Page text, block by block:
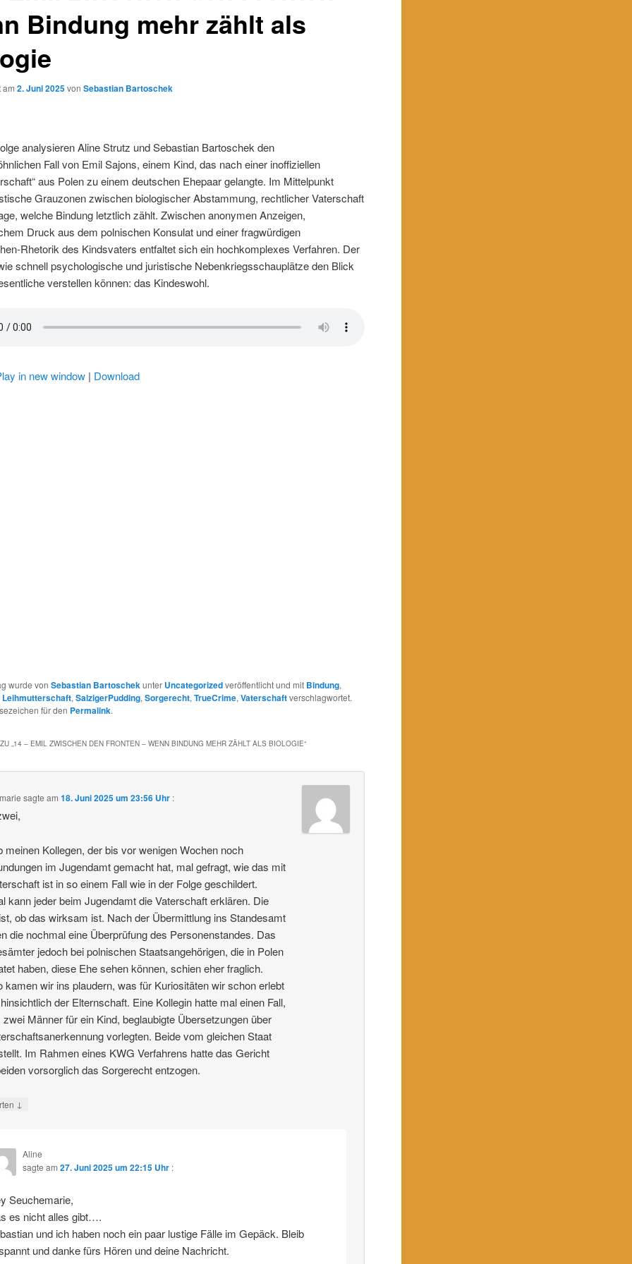
Bindung mehr zählt als
am2. Juni 2025 vonSebastian Bartoschek
analysieren Aline Strutz und Sebastian Bartoschek den
Fall von Emil Sajons, einem Kind, das nach einer inoffiziellen
aus Polen zu einem deutschen Ehepaar gelangte. Im Mittelpunkt
Grauzonen zwischen biologischer Abstammung, rechtlicher Vaterschaft
welche Bindung letztlich zählt. Zwischen anonymen Anzeigen,
Druck aus dem polnischen Konsulat und einer fragwürdigen
Rhetorik des Kindsvaters entfaltet sich ein hochkomplexes Verfahren. Der
schnell psychologische und juristische Nebenkriegsschauplätze den Blick
verstellen können: das Kindeswohl.
in new window | Download
wurde vonSebastian Bartoschekunter Uncategorizedveröffentlicht und mit Bindung,
Leihmutterschaft,SalzigerPudding,Sorgerecht,TrueCrime,Vaterschaftverschlagwortet.
für den Permalink.
„14 – EMIL ZWISCHEN DEN FRONTEN – WENN BINDUNG MEHR ZÄHLT ALS BIOLOGIE“
sagte am 18. Juni 2025 um 23:56 Uhr :
meinen Kollegen, der bis vor wenigen Wochen noch
im Jugendamt gemacht hat, mal gefragt, wie das mit
ist in so einem Fall wie in der Folge geschildert.
kann jeder beim Jugendamt die Vaterschaft erklären. Die
ob das wirksam ist. Nach der Übermittlung ins Standesamt
die nochmal eine Überprüfung des Personenstandes. Das
jedoch bei polnischen Staatsangehörigen, die in Polen
haben, diese Ehe sehen können, schien eher fraglich.
kamen wir ins plaudern, was für Kuriositäten wir schon erlebt
der Elternschaft. Eine Kollegin hatte mal einen Fall,
zwei Männer für ein Kind, beglaubigte Übersetzungen über
vorlegten. Beide vom gleichen Staat
Im Rahmen eines KWG Verfahrens hatte das Gericht
vorsorglich das Sorgerecht entzogen.
↓
Aline
sagte am27. Juni 2025 um 22:15 Uhr :
Seuchemarie,
es nicht alles gibt….
und ich haben noch ein paar lustige Fälle im Gepäck. Bleib
und danke fürs Hören und deine Nachricht.